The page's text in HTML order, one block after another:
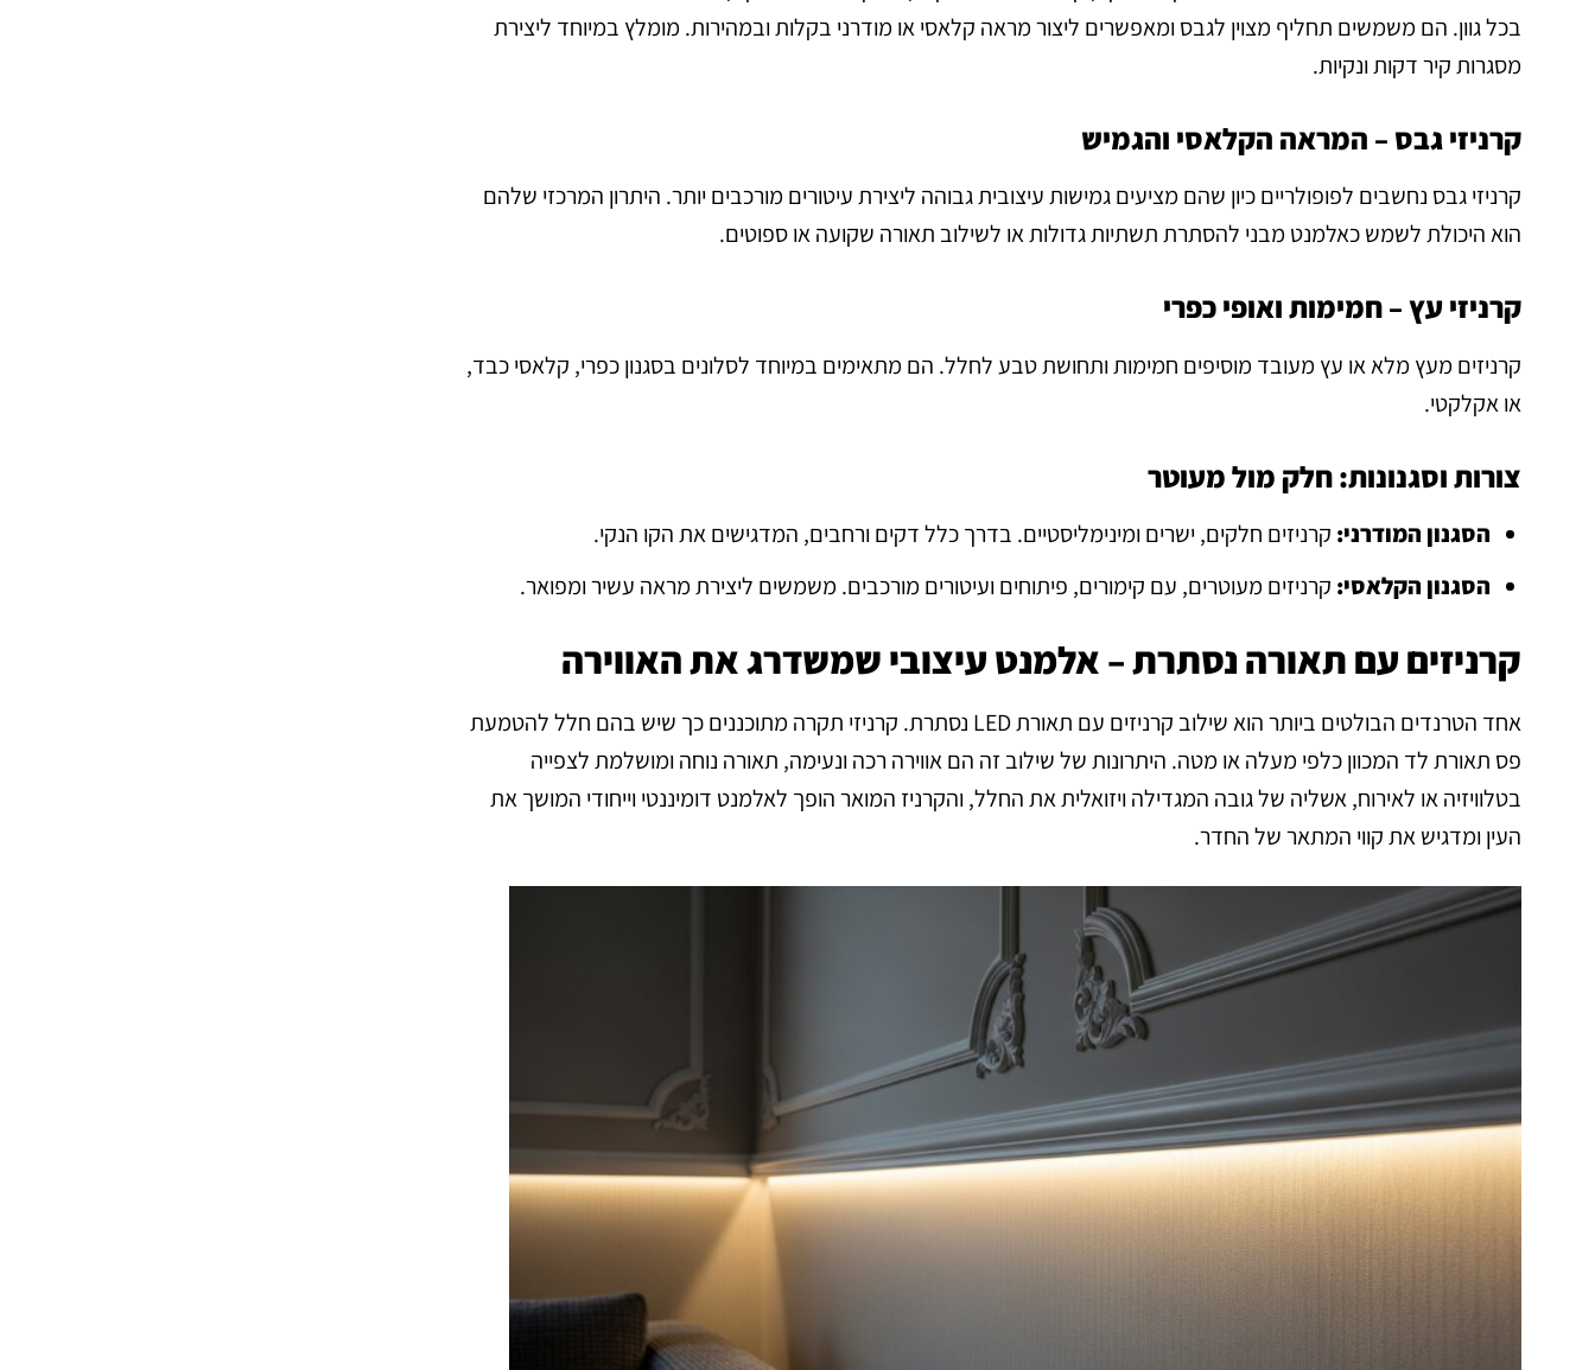
בכל גוון. הם משמשים תחליף מצוין לגבס ומאפשרים ליצור מראה קלאסי או מודרני בקלות ובמהירות. מומלץ במיוחד ליצירת
מסגרות קיר דקות ונקיות.
קרניזי גבס – המראה הקלאסי והגמיש
קרניזי גבס נחשבים לפופולריים כיון שהם מציעים גמישות עיצובית גבוהה ליצירת עיטורים מורכבים יותר. היתרון המרכזי שלהם
הוא היכולת לשמש כאלמנט מבני להסתרת תשתיות גדולות או לשילוב תאורה שקועה או ספוטים.
קרניזי עץ – חמימות ואופי כפרי
קרניזים מעץ מלא או עץ מעובד מוסיפים חמימות ותחושת טבע לחלל. הם מתאימים במיוחד לסלונים בסגנון כפרי, קלאסי כבד,
או אקלקטי.
צורות וסגנונות: חלק מול מעוטר
הסגנון המודרני: קרניזים חלקים, ישרים ומינימליסטיים. בדרך כלל דקים ורחבים, המדגישים את הקו הנקי.
הסגנון הקלאסי: קרניזים מעוטרים, עם קימורים, פיתוחים ועיטורים מורכבים. משמשים ליצירת מראה עשיר ומפואר.
קרניזים עם תאורה נסתרת – אלמנט עיצובי שמשדרג את האווירה
אחד הטרנדים הבולטים ביותר הוא שילוב קרניזים עם תאורת LED נסתרת. קרניזי תקרה מתוכננים כך שיש בהם חלל להטמעת
פס תאורת לד המכוון כלפי מעלה או מטה. היתרונות של שילוב זה הם אווירה רכה ונעימה, תאורה נוחה ומושלמת לצפייה
בטלוויזיה או לאירוח, אשליה של גובה המגדילה ויזואלית את החלל, והקרניז המואר הופך לאלמנט דומיננטי וייחודי המושך את
העין ומדגיש את קווי המתאר של החדר.